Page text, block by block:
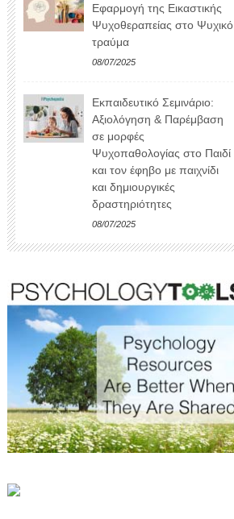
Εφαρμογή της Εικαστικής
Ψυχοθεραπείας στο Ψυχικό
τραύμα
08/07/2025
Εκπαιδευτικό Σεμινάριο:
Αξιολόγηση & Παρέμβαση
σε μορφές
Ψυχοπαθολογίας στο Παιδί
και τον έφηβο με παιχνίδι
και δημιουργικές
δραστηριότητες
08/07/2025